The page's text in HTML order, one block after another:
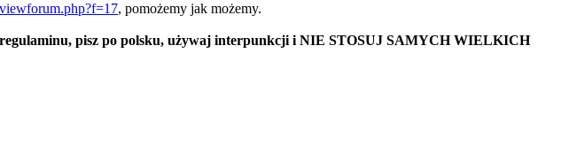
, pomożemy jak możemy.
regulaminu, pisz po polsku, używaj interpunkcji i NIE STOSUJ SAMYCH WIELKICH